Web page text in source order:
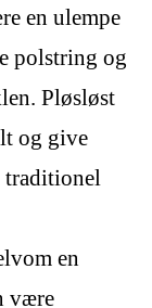
en ulempe
polstring og
Pløsløst
og give
traditionel
en
være